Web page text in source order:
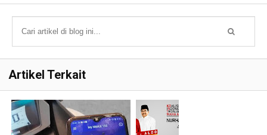
Artikel Terkait